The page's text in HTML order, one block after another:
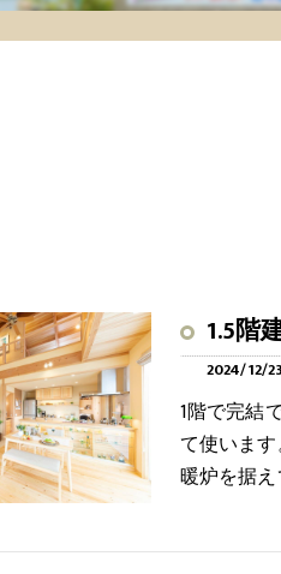
1.5階
2024/12/
1階で完結
て使いま
暖炉を据